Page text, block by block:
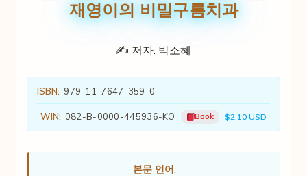
재영이의 비밀구름치과
✍️ 저자: 박소혜
ISBN: 979-11-7647-359-0
WIN: 082-B-0000-445936-KO Book $2.10 USD
본문 언어: